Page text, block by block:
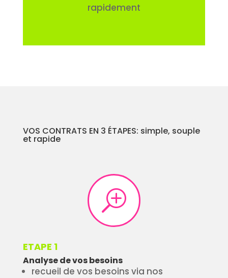
rapidement
VOS CONTRATS EN 3 ÉTAPES: simple, souple
et rapide
T
ETAPE 1
Analyse de vos besoins
recueil de vos besoins via nos